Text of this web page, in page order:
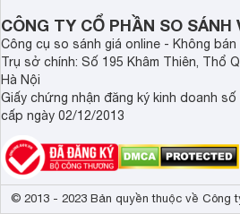
CÔNG TY CỔ PHẦN SO SÁNH
Công cụ so sánh giá online - Không bán
Trụ sở chính: Số 195 Khâm Thiên, Thổ
Hà Nội
Giấy chứng nhận đăng ký kinh doanh số
cấp ngày 02/12/2013
© 2013 - 2023 Bản quyền thuộc về Công